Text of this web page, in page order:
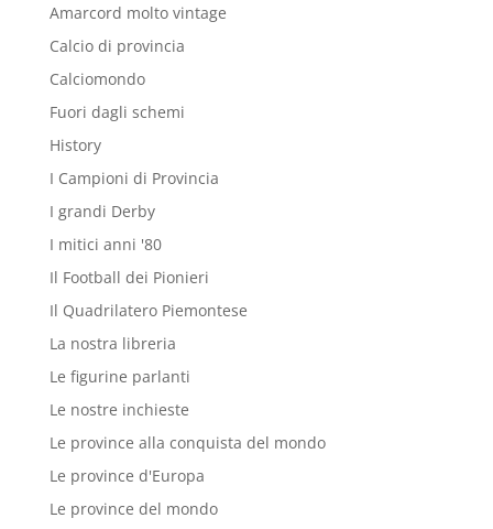
Amarcord molto vintage
Calcio di provincia
Calciomondo
Fuori dagli schemi
History
I Campioni di Provincia
I grandi Derby
I mitici anni '80
Il Football dei Pionieri
Il Quadrilatero Piemontese
La nostra libreria
Le figurine parlanti
Le nostre inchieste
Le province alla conquista del mondo
Le province d'Europa
Le province del mondo